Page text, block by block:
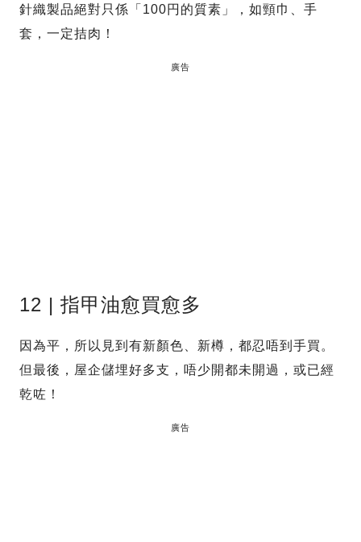
針織製品絕對只係「100円的質素」，如頸巾、手
套，一定拮肉！
廣告
12 | 指甲油愈買愈多
因為平，所以見到有新顏色、新樽，都忍唔到手買。
但最後，屋企儲埋好多支，唔少開都未開過，或已經
乾咗！
廣告